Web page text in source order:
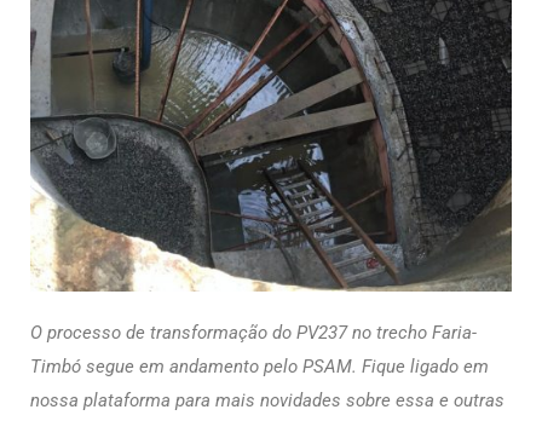
O processo de transformação do PV237 no trecho Faria-
Timbó segue em andamento pelo PSAM. Fique ligado em
nossa plataforma para mais novidades sobre essa e outras